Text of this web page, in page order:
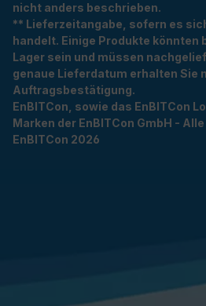
nicht anders beschrieben.
** Lieferzeitangabe, sofern es
handelt. Einige Produkte
Lager sein und müssen
genaue Lieferdatum erhalten Sie
Auftragsbestätigung.
EnBITCon, sowie das EnBITCon
Marken der EnBITCon GmbH -
EnBITCon 2026